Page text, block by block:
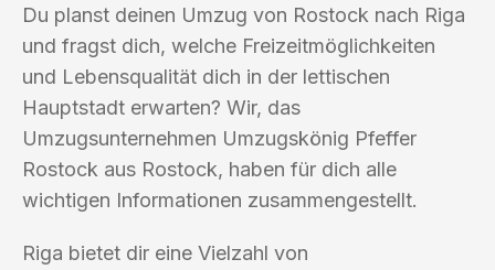
Du planst deinen Umzug von Rostock nach Riga
und fragst dich, welche Freizeitmöglichkeiten
und Lebensqualität dich in der lettischen
Hauptstadt erwarten? Wir, das
Umzugsunternehmen Umzugskönig Pfeffer
Rostock aus Rostock, haben für dich alle
wichtigen Informationen zusammengestellt.
Riga bietet dir eine Vielzahl von